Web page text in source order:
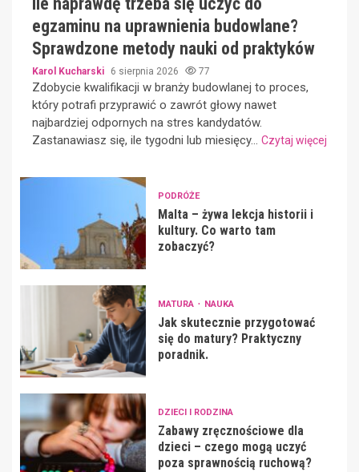
egzaminu na uprawnienia budowlane?
Sprawdzone metody nauki od praktyków
Karol Kucharski 6 sierpnia 2026 77
Zdobycie kwalifikacji w branży budowlanej to proces,
który potrafi przyprawić o zawrót głowy nawet
najbardziej odpornych na stres kandydatów.
Zastanawiasz się, ile tygodni lub miesięcy... Czytaj więcej
PODRÓŻE
Malta – żywa lekcja historii i
kultury. Co warto tam
zobaczyć?
MATURA NAUKA
Jak skutecznie przygotować
się do matury? Praktyczny
poradnik.
DZIECI I RODZINA
Zabawy zręcznościowe dla
dzieci – czego mogą uczyć
poza sprawnością ruchową?